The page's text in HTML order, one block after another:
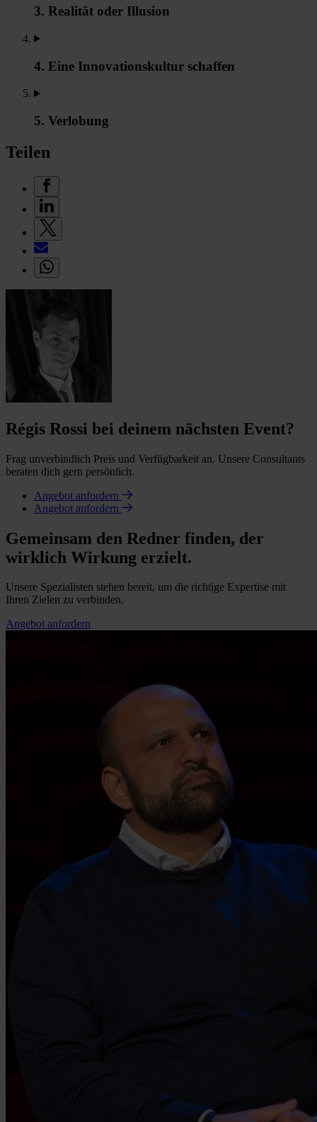
3. Realität oder Illusion
4. Eine Innovationskultur schaffen
5. Verlobung
Teilen
Régis Rossi bei deinem nächsten Event?
Frag unverbindlich Preis und Verfügbarkeit an. Unsere Consultants
beraten dich gern persönlich.
Angebot anfordern
Angebot anfordern
Gemeinsam den Redner finden, der
wirklich Wirkung erzielt.
Unsere Spezialisten stehen bereit, um die richtige Expertise mit
Ihren Zielen zu verbinden.
Angebot anfordern